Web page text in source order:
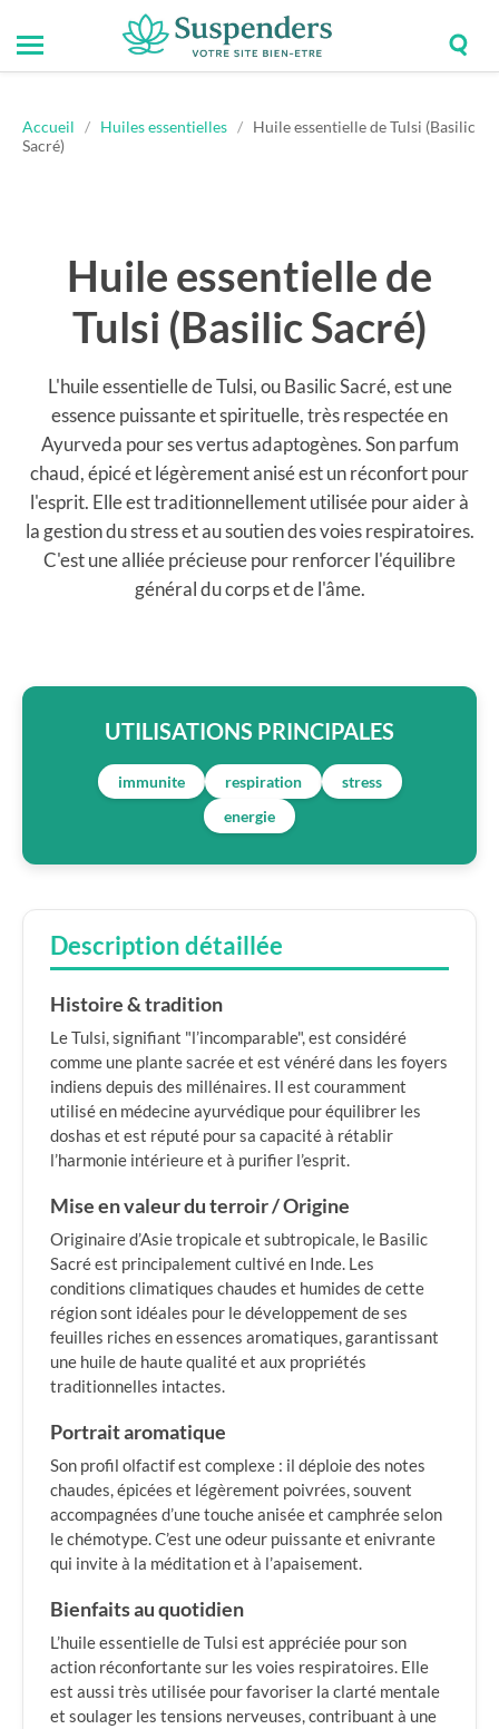
Suspenders
Toggle
mobile
Accueil / Huiles essentielles / Huile essentielle de Tulsi (Basilic
Sacré)
Huile essentielle de
Tulsi (Basilic Sacré)
L'huile essentielle de Tulsi, ou Basilic Sacré, est une
essence puissante et spirituelle, très respectée en
Ayurveda pour ses vertus adaptogènes. Son parfum
chaud, épicé et légèrement anisé est un réconfort pour
l'esprit. Elle est traditionnellement utilisée pour aider à
la gestion du stress et au soutien des voies respiratoires.
C'est une alliée précieuse pour renforcer l'équilibre
général du corps et de l'âme.
UTILISATIONS PRINCIPALES
immunite respiration
stress
energie
Description détaillée
Histoire & tradition
Le Tulsi, signifiant "l’incomparable", est considéré
comme une plante sacrée et est vénéré dans les foyers
indiens depuis des millénaires. Il est couramment
utilisé en médecine ayurvédique pour équilibrer les
doshas et est réputé pour sa capacité à rétablir
l’harmonie intérieure et à purifier l’esprit.
Mise en valeur du terroir / Origine
Originaire d’Asie tropicale et subtropicale, le Basilic
Sacré est principalement cultivé en Inde. Les
conditions climatiques chaudes et humides de cette
région sont idéales pour le développement de ses
feuilles riches en essences aromatiques, garantissant
une huile de haute qualité et aux propriétés
traditionnelles intactes.
Portrait aromatique
Son profil olfactif est complexe : il déploie des notes
chaudes, épicées et légèrement poivrées, souvent
accompagnées d’une touche anisée et camphrée selon
le chémotype. C’est une odeur puissante et enivrante
qui invite à la méditation et à l’apaisement.
Bienfaits au quotidien
L’huile essentielle de Tulsi est appréciée pour son
action réconfortante sur les voies respiratoires. Elle
est aussi très utilisée pour favoriser la clarté mentale
et soulager les tensions nerveuses, contribuant à une